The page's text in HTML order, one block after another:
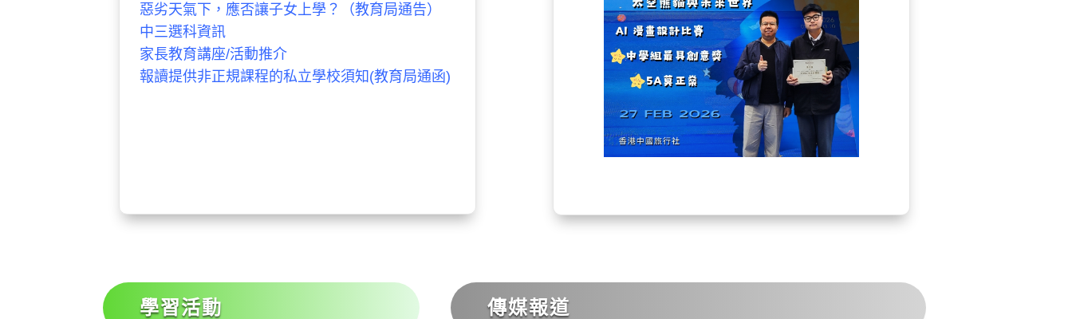
惡劣天氣下，應否讓子女上學？（教育局通告）
中三選科資訊
家長教育講座/活動推介
報讀提供非正規課程的私立學校須知(教育局通函)
學習活動 傳媒報道